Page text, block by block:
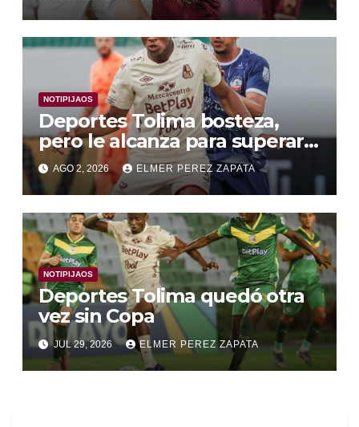
NOTIPIJAOS
Deportes Tolima bosteza,
pero le alcanza para superar a
Alianza Valledupar 2 A 1
AGO 2, 2026 ELMER PEREZ ZAPATA
NOTIPIJAOS
Deportes Tolima quedó otra
vez sin Copa
JUL 29, 2026 ELMER PEREZ ZAPATA